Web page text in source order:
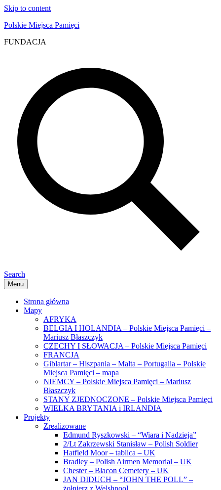
Skip to content
Polskie Miejsca Pamięci
FUNDACJA
Search
Menu
Strona główna
Mapy
AFRYKA
BELGIA I HOLANDIA – Polskie Miejsca Pamięci –
Mariusz Błaszczyk
CZECHY I SŁOWACJA – Polskie Miejsca Pamięci
FRANCJA
Giblartar – Hiszpania – Malta – Portugalia – Polskie
Miejsca Pamięci – mapa
NIEMCY – Polskie Miejsca Pamięci – Mariusz
Błaszczyk
STANY ZJEDNOCZONE – Polskie Miejsca Pamięci
WIELKA BRYTANIA i IRLANDIA
Projekty
Zrealizowane
Edmund Ryszkowski – “Wiara i Nadzieja”
2/Lt Zakrzewski Stanisław – Polish Soldier
Hatfield Moor – tablica – UK
Bradley – Polish Airmen Memorial – UK
Chester – Blacon Cemetery – UK
JAN DIDUCH – “JOHN THE POLL” –
żołnierz z Welshpool.